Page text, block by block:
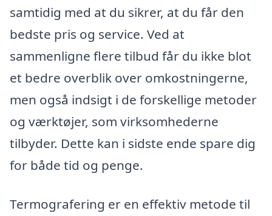
samtidig med at du sikrer, at du får den
bedste pris og service. Ved at
sammenligne flere tilbud får du ikke blot
et bedre overblik over omkostningerne,
men også indsigt i de forskellige metoder
og værktøjer, som virksomhederne
tilbyder. Dette kan i sidste ende spare dig
for både tid og penge.
Termografering er en effektiv metode til